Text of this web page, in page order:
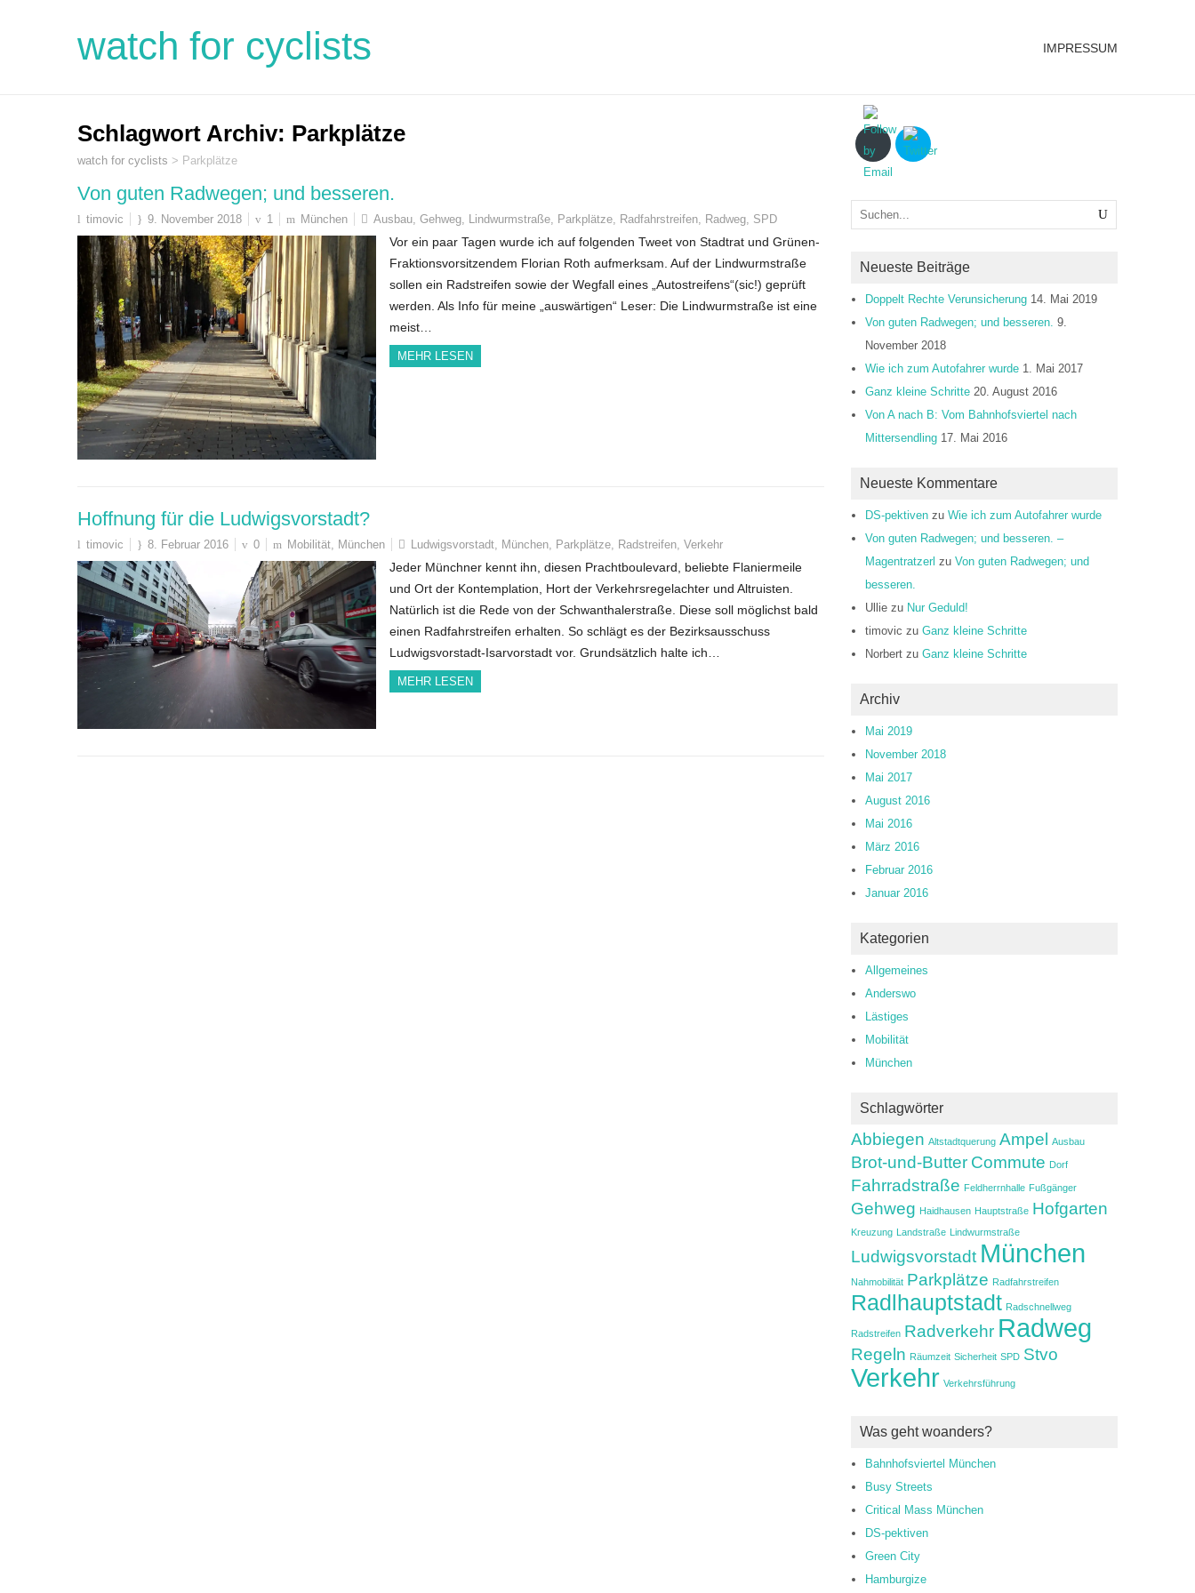
watch for cyclists IMPRESSUM
Schlagwort Archiv: Parkplätze
watch for cyclists > Parkplätze
Von guten Radwegen; und besseren.
timovic 9. November 2018 1 München Ausbau, Gehweg, Lindwurmstraße, Parkplätze, Radfahrstreifen, Radweg, SPD
Vor ein paar Tagen wurde ich auf folgenden Tweet von Stadtrat und Grünen-
Fraktionsvorsitzendem Florian Roth aufmerksam. Auf der Lindwurmstraße
sollen ein Radstreifen sowie der Wegfall eines „Autostreifens“(sic!) geprüft
werden. Als Info für meine „auswärtigen“ Leser: Die Lindwurmstraße ist eine
meist…
MEHR LESEN
Hoffnung für die Ludwigsvorstadt?
timovic 8. Februar 2016 0 Mobilität, München Ludwigsvorstadt, München, Parkplätze, Radstreifen, Verkehr
Jeder Münchner kennt ihn, diesen Prachtboulevard, beliebte Flaniermeile
und Ort der Kontemplation, Hort der Verkehrsregelachter und Altruisten.
Natürlich ist die Rede von der Schwanthalerstraße. Diese soll möglichst bald
einen Radfahrstreifen erhalten. So schlägt es der Bezirksausschuss
Ludwigsvorstadt-Isarvorstadt vor. Grundsätzlich halte ich…
MEHR LESEN
Neueste Beiträge
Doppelt Rechte Verunsicherung 14. Mai 2019
Von guten Radwegen; und besseren. 9.
November 2018
Wie ich zum Autofahrer wurde 1. Mai 2017
Ganz kleine Schritte 20. August 2016
Von A nach B: Vom Bahnhofsviertel nach
Mittersendling 17. Mai 2016
Neueste Kommentare
DS-pektiven zu Wie ich zum Autofahrer wurde
Von guten Radwegen; und besseren. –
Magentratzerl zu Von guten Radwegen; und
besseren.
Ullie zu Nur Geduld!
timovic zu Ganz kleine Schritte
Norbert zu Ganz kleine Schritte
Archiv
Mai 2019
November 2018
Mai 2017
August 2016
Mai 2016
März 2016
Februar 2016
Januar 2016
Kategorien
Allgemeines
Anderswo
Lästiges
Mobilität
München
Schlagwörter
Abbiegen Altstadtquerung Ampel Ausbau
Brot-und-Butter Commute Dorf
Fahrradstraße Feldherrnhalle Fußgänger
Gehweg Haidhausen Hauptstraße Hofgarten
Kreuzung Landstraße Lindwurmstraße
Ludwigsvorstadt München
Nahmobilität Parkplätze Radfahrstreifen
Radlhauptstadt Radschnellweg
Radstreifen Radverkehr Radweg
Regeln Räumzeit Sicherheit SPD Stvo
Verkehr Verkehrsführung
Was geht woanders?
Bahnhofsviertel München
Busy Streets
Critical Mass München
DS-pektiven
Green City
Hamburgize